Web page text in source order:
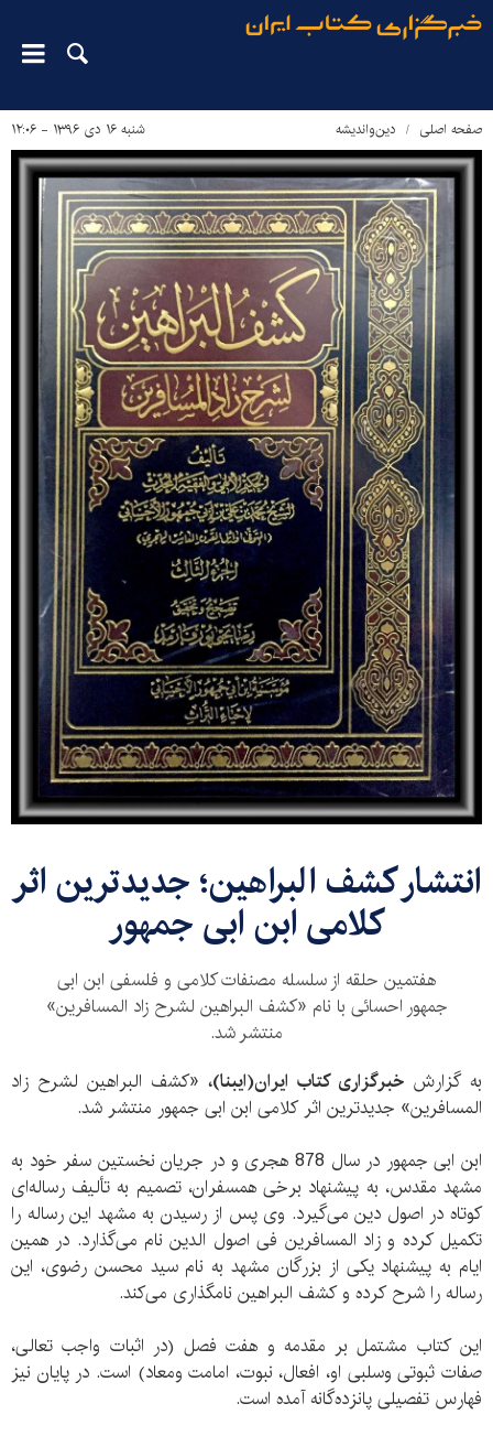
صفحه اصلی دین‌واندیشه شنبه ۱۶ دی ۱۳۹۶ - ۱۲:۰۶
انتشار کشف البراهین؛ جدیدترین اثر
کلامی ابن ابی جمهور
هفتمین حلقه از سلسله مصنفات کلامی و فلسفی ابن ابی
جمهور احسائی با نام «کشف البراهین لشرح زاد المسافرین»
منتشر شد.
به گزارشخبرگزاری کتاب ایران(ایبنا)، «کشف البراهین لشرح زاد
المسافرین» جدیدترین اثر کلامی ابن ابی جمهور منتشر شد.
ابن ابی جمهور در سال 878 هجری و در جریان نخستین سفر خود به
مشهد مقدس، به پیشنهاد برخی همسفران، تصمیم به تألیف رساله‌­ای
کوتاه در اصول دین می‌گیرد. وی پس از رسیدن به مشهد این رساله را
تکمیل کرده و زاد المسافرین فی اصول الدین نام می‌گذارد. در همین
ایام به پیشنهاد یکی از بزرگان مشهد به نام سید محسن رضوی، این
رساله را شرح کرده و کشف البراهین نامگذاری می‌کند.
این کتاب مشتمل بر مقدمه و هفت فصل (در اثبات واجب تعالی،
صفات ثبوتی وسلبی او، افعال، نبوت، امامت ومعاد) است. در پایان نیز
فهارس تفصیلی پانزده‌گانه آمده است.